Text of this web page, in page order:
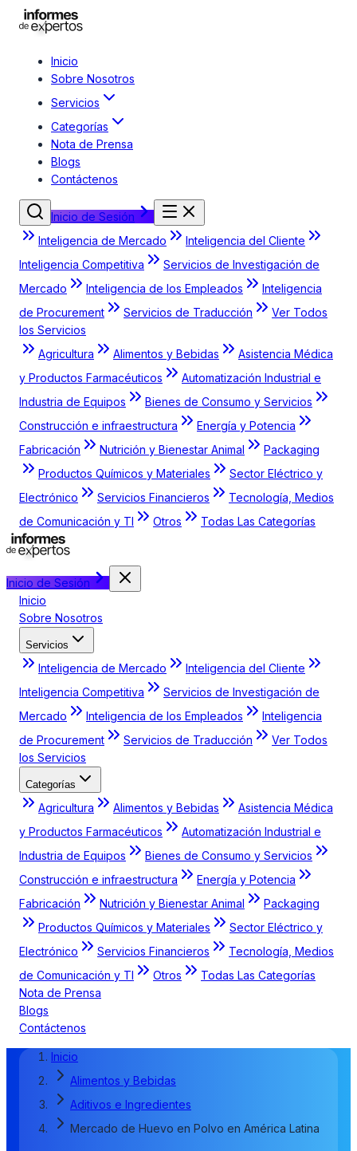
Inicio
Sobre Nosotros
Servicios
Categorías
Nota de Prensa
Blogs
Contáctenos
Inicio de Sesión
Inteligencia de Mercado
Inteligencia del Cliente
Inteligencia Competitiva
Servicios de Investigación de
Mercado
Inteligencia de los Empleados
Inteligencia
de Procurement
Servicios de Traducción
Ver Todos
los Servicios
Agricultura
Alimentos y Bebidas
Asistencia Médica
y Productos Farmacéuticos
Automatización Industrial e
Industria de Equipos
Bienes de Consumo y Servicios
Construcción e infraestructura
Energía y Potencia
Fabricación
Nutrición y Bienestar Animal
Packaging
Productos Químicos y Materiales
Sector Eléctrico y
Electrónico
Servicios Financieros
Tecnología, Medios
de Comunicación y TI
Otros Todas Las Categorías
Inicio de Sesión
Inicio
Sobre Nosotros
Servicios
Inteligencia de Mercado
Inteligencia del Cliente
Inteligencia Competitiva
Servicios de Investigación de
Mercado
Inteligencia de los Empleados
Inteligencia
de Procurement
Servicios de Traducción
Ver Todos
los Servicios
Categorías
Agricultura Alimentos y Bebidas
Asistencia Médica
y Productos Farmacéuticos
Automatización Industrial e
Industria de Equipos
Bienes de Consumo y Servicios
Construcción e infraestructura
Energía y Potencia
Fabricación
Nutrición y Bienestar Animal
Packaging
Productos Químicos y Materiales
Sector Eléctrico y
Electrónico
Servicios Financieros
Tecnología, Medios
de Comunicación y TI
Otros
Todas Las Categorías
Nota de Prensa
Blogs
Contáctenos
Inicio
Alimentos y Bebidas
Aditivos e Ingredientes
Mercado de Huevo en Polvo en América Latina